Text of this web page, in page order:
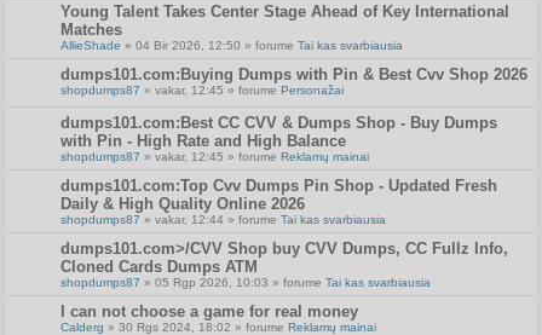
Young Talent Takes Center Stage Ahead of Key International
Matches
AllieShade » 04 Bir 2026, 12:50 » forume Tai kas svarbiausia
dumps101.com:Buying Dumps with Pin & Best Cvv Shop 2026
shopdumps87 » vakar, 12:45 » forume Personažai
dumps101.com:Best CC CVV & Dumps Shop - Buy Dumps
with Pin - High Rate and High Balance
shopdumps87 » vakar, 12:45 » forume Reklamų mainai
dumps101.com:Top Cvv Dumps Pin Shop - Updated Fresh
Daily & High Quality Online 2026
shopdumps87 » vakar, 12:44 » forume Tai kas svarbiausia
dumps101.com>/CVV Shop buy CVV Dumps, CC Fullz Info,
Cloned Cards Dumps ATM
shopdumps87 » 05 Rgp 2026, 10:03 » forume Tai kas svarbiausia
I can not choose a game for real money
Calderg » 30 Rgs 2024, 18:02 » forume Reklamų mainai